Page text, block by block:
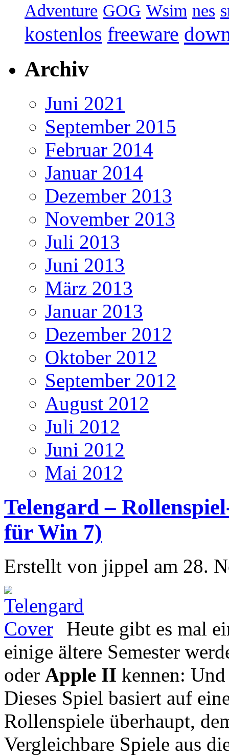
Adventure GOG Wsim nes
kostenlos freeware
Archiv
Juni 2021
September 2015
Februar 2014
Januar 2014
Dezember 2013
November 2013
Juli 2013
Juni 2013
März 2013
Januar 2013
Dezember 2012
Oktober 2012
September 2012
August 2012
Juli 2012
Juni 2012
Mai 2012
Telengard –
für Win 7)
Erstellt von jippel am 28.
Heute gibt es mal
einige ältere Semester
oder Apple II kennen:
Dieses Spiel basiert auf
Rollenspiele überhaupt,
Vergleichbare Spiele aus